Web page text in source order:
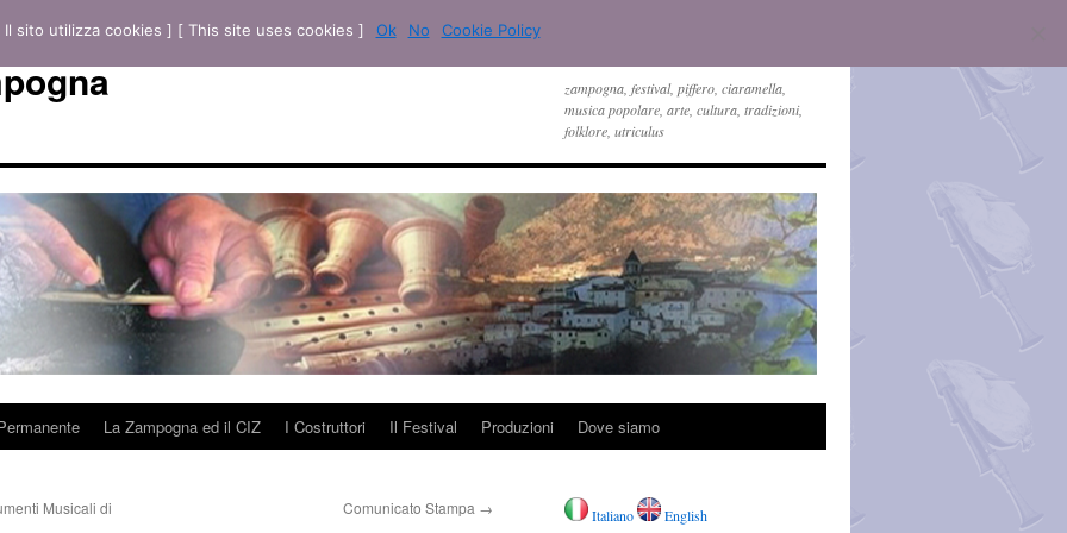
zampogna, festival, piffero, ciaramella,
musica popolare, arte, cultura, tradizioni,
folklore, utriculus
La Zampogna ed il CIZ I Costruttori Il Festival Produzioni Dove siamo
Musicali di
Comunicato Stampa → Italiano English
Il sito utilizza cookies ] [ This site uses cookies ] Ok No Cookie Policy